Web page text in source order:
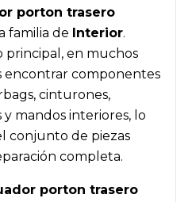
porton trasero
familia de Interior.
principal, en muchos
encontrar componentes
cinturones,
mandos interiores, lo
conjunto de piezas
completa.
porton trasero